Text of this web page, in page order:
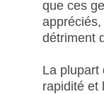
que ces
détriment
La plupart
rapidité et